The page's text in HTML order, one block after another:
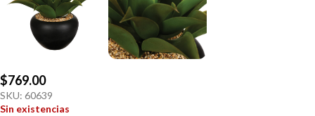
$769.00
SKU: 60639
Sin existencias